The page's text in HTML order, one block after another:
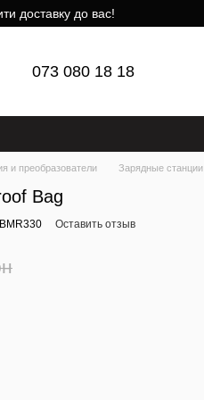
доставку до вас!
073 080 18 18
и преобразователи Зарядные станции
Bag
Оставить отзыв